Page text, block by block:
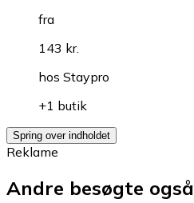
fra
143 kr.
hos Staypro
+1 butik
Spring over indholdet
Reklame
Andre besøgte også